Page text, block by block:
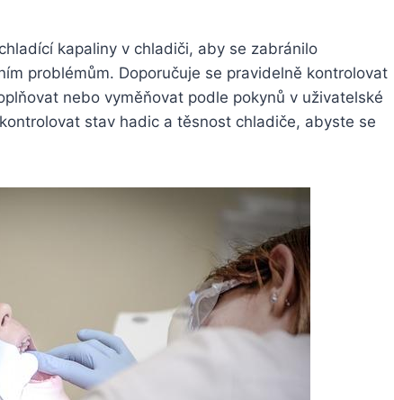
kapaliny v chladiči, aby se zabránilo
problémům. Doporučuje se pravidelně kontrolovat
nebo vyměňovat podle pokynů v uživatelské
stav hadic a těsnost chladiče, abyste se